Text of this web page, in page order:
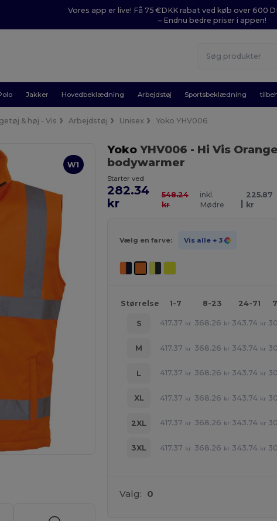
Vores app er live! Få 75 €DKK rabat ved køb over 600
– Endnu bedre priser i appen!
Jakker Hovedbeklædning Arbejdstøj Sportsbeklædning
& høj - Vis Arbejdstøj Unisex Yoko YHV006
W1
YokoYHV006 - Hi Vis Orange
bodywarmer
Starter ved
282.34
kr
548.24
kr
inkl.
Mødre
|
225.87
kr
Vælg en farve: Vis alle + 3
Størrelse 1-7 8-23 24-71
S 417.37 kr 368.26 kr 343.74 kr
M 417.37 kr 368.26 kr 343.74 kr
L 417.37 kr 368.26 kr 343.74 kr
XL 417.37 kr 368.26 kr 343.74 kr
2XL 417.37 kr 368.26 kr 343.74 kr
3XL 417.37 kr 368.26 kr 343.74 kr
Valg: 0